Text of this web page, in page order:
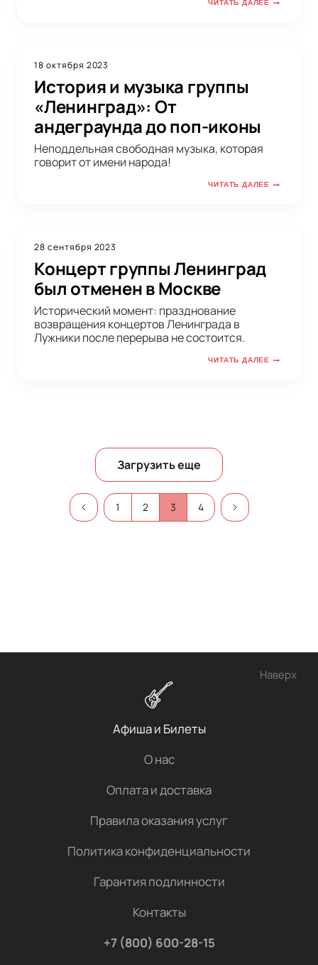
ЧИТАТЬ ДАЛЕЕ
18 октября 2023
История и музыка группы
«Ленинград»: От
андеграунда до поп-иконы
Неподдельная свободная музыка, которая
говорит от имени народа!
ЧИТАТЬ ДАЛЕЕ
28 сентября 2023
Концерт группы Ленинград
был отменен в Москве
Исторический момент: празднование
возвращения концертов Ленинграда в
Лужники после перерыва не состоится.
ЧИТАТЬ ДАЛЕЕ
Загрузить еще
1 2 3 4
Наверх
Афиша и Билеты
О нас
Оплата и доставка
Правила оказания услуг
Политика конфиденциальности
Гарантия подлинности
Контакты
+7 (800) 600-28-15